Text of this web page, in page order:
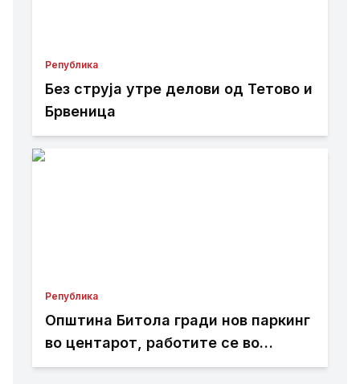
Република
Без струја утре делови од Тетово и
Брвеница
Република
Општина Битола гради нов паркинг
во центарот, работите се во
завршна фаза